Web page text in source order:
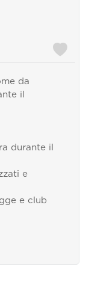
da
il
durante il
e
e club